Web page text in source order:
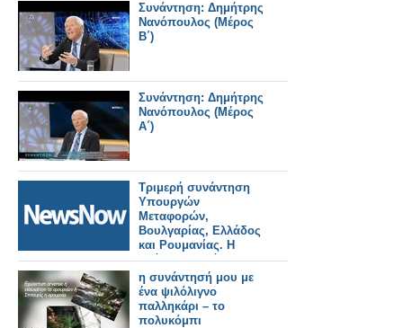
Συνάντηση: Δημήτρης
Νανόπουλος (Μέρος
Β΄)
Συνάντηση: Δημήτρης
Νανόπουλος (Μέρος
Α΄)
Τριμερή συνάντηση
Υπουργών
Μεταφορών,
Βουλγαρίας, Ελλάδος
και Ρουμανίας. Η
επόμενη συνάντηση
στη Θεσσαλονίκη
η συνάντησή μου με
ένα ψιλόλιγνο
παλληκάρι – το
πολυκόμπι